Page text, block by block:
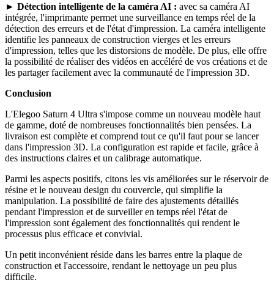
► Détection intelligente de la caméra AI : avec sa caméra AI
intégrée, l'imprimante permet une surveillance en temps réel de la
détection des erreurs et de l'état d'impression. La caméra intelligente
identifie les panneaux de construction vierges et les erreurs
d'impression, telles que les distorsions de modèle. De plus, elle offre
la possibilité de réaliser des vidéos en accéléré de vos créations et de
les partager facilement avec la communauté de l'impression 3D.
Conclusion
L'Elegoo Saturn 4 Ultra s'impose comme un nouveau modèle haut
de gamme, doté de nombreuses fonctionnalités bien pensées. La
livraison est complète et comprend tout ce qu'il faut pour se lancer
dans l'impression 3D. La configuration est rapide et facile, grâce à
des instructions claires et un calibrage automatique.
Parmi les aspects positifs, citons les vis améliorées sur le réservoir de
résine et le nouveau design du couvercle, qui simplifie la
manipulation. La possibilité de faire des ajustements détaillés
pendant l'impression et de surveiller en temps réel l'état de
l'impression sont également des fonctionnalités qui rendent le
processus plus efficace et convivial.
Un petit inconvénient réside dans les barres entre la plaque de
construction et l'accessoire, rendant le nettoyage un peu plus
difficile.